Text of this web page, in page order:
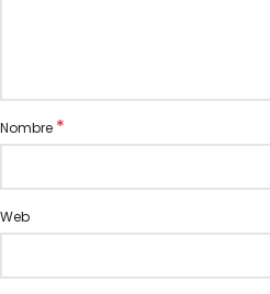
Nombre *
Web